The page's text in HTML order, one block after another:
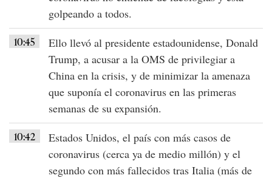
golpeando a todos.
10:45
Ello llevó al presidente estadounidense, Donald
Trump, a acusar a la OMS de privilegiar a
China en la crisis, y de minimizar la amenaza
que suponía el coronavirus en las primeras
semanas de su expansión.
10:42
Estados Unidos, el país con más casos de
coronavirus (cerca ya de medio millón) y el
segundo con más fallecidos tras Italia (más de